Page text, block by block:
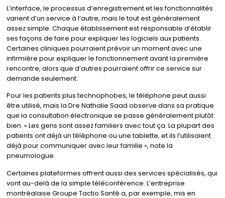
L’interface, le processus d’enregistrement et les fonctionnalités
varient d’un service à l’autre, mais le tout est généralement
assez simple. Chaque établissement est responsable d’établir
ses façons de faire pour expliquer les logiciels aux patients.
Certaines cliniques pourraient prévoir un moment avec une
infirmière pour expliquer le fonctionnement avant la première
rencontre, alors que d’autres pourraient offrir ce service sur
demande seulement.
Pour les patients plus technophobes, le téléphone peut aussi
être utilisé, mais la Dre Nathalie Saad observe dans sa pratique
que la consultation électronique se passe généralement plutôt
bien. « Les gens sont assez familiers avec tout ça. La plupart des
patients ont déjà un téléphone ou une tablette, et ils l’utilisaient
déjà pour communiquer avec leur famille », note la
pneumologue.
Certaines plateformes offrent aussi des services spécialisés, qui
vont au-delà de la simple téléconférence. L’entreprise
montréalaise Groupe Tactio Santé a, par exemple, mis en